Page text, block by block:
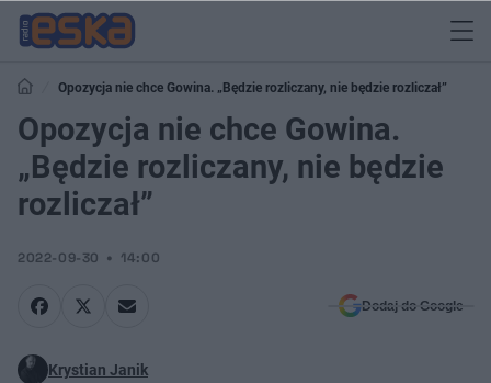
Opozycja nie chce Gowina. „Będzie rozliczany, nie będzie rozliczał”
Opozycja nie chce Gowina.
„Będzie rozliczany, nie będzie
rozliczał”
2022-09-30 14:00
Dodaj do Google
Krystian Janik